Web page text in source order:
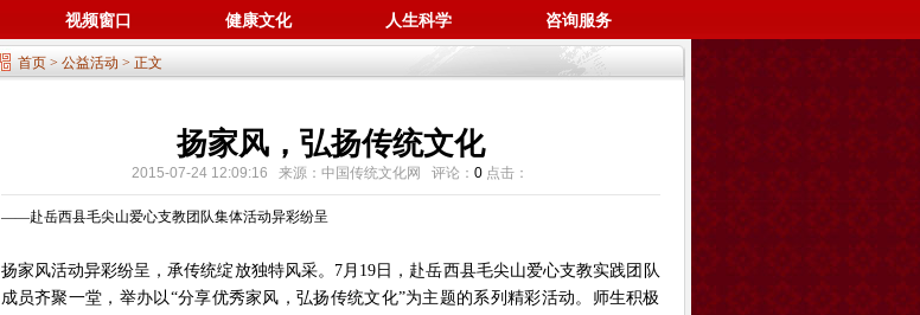
视频窗口 健康文化 人生科学 咨询服务
首页> 公益活动 > 正文
扬家风，弘扬传统文化
2015-07-24 12:09:16 来源：中国传统文化网 评论： 0 点击：
——赴岳西县毛尖山爱心支教团队集体活动异彩纷呈
扬家风活动异彩纷呈，承传统绽放独特风采。7月19日，赴岳西县毛尖山爱心支教实践团队
成员齐聚一堂，举办以“分享优秀家风，弘扬传统文化”为主题的系列精彩活动。师生积极